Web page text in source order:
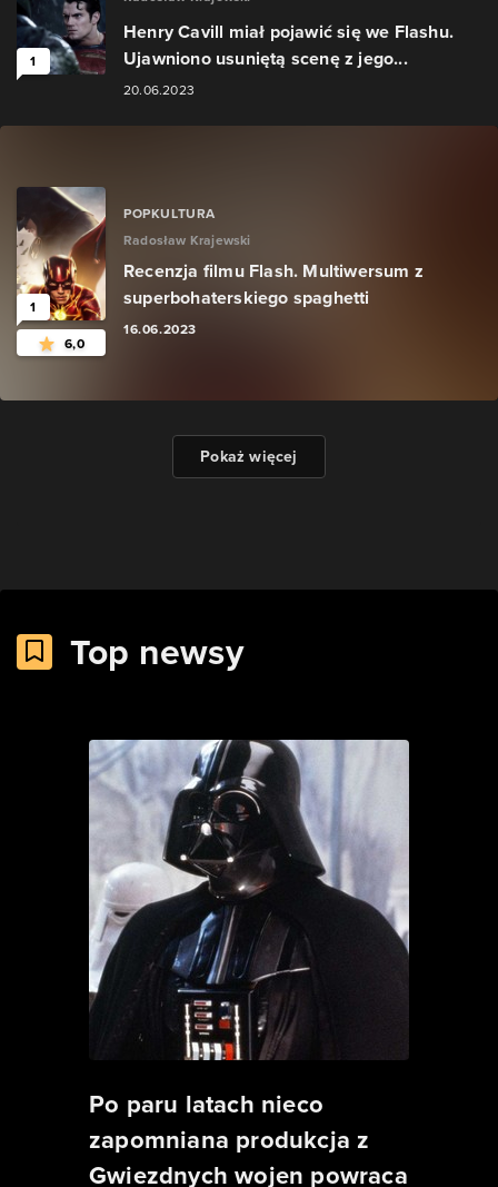
1
Henry Cavill miał pojawić się we Flashu.
Ujawniono usuniętą scenę z jego...
20.06.2023
1
6,0
POPKULTURA
Radosław Krajewski
Recenzja filmu Flash. Multiwersum z
superbohaterskiego spaghetti
16.06.2023
Pokaż więcej
Top newsy
Po paru latach nieco
zapomniana produkcja z
Gwiezdnych wojen powraca